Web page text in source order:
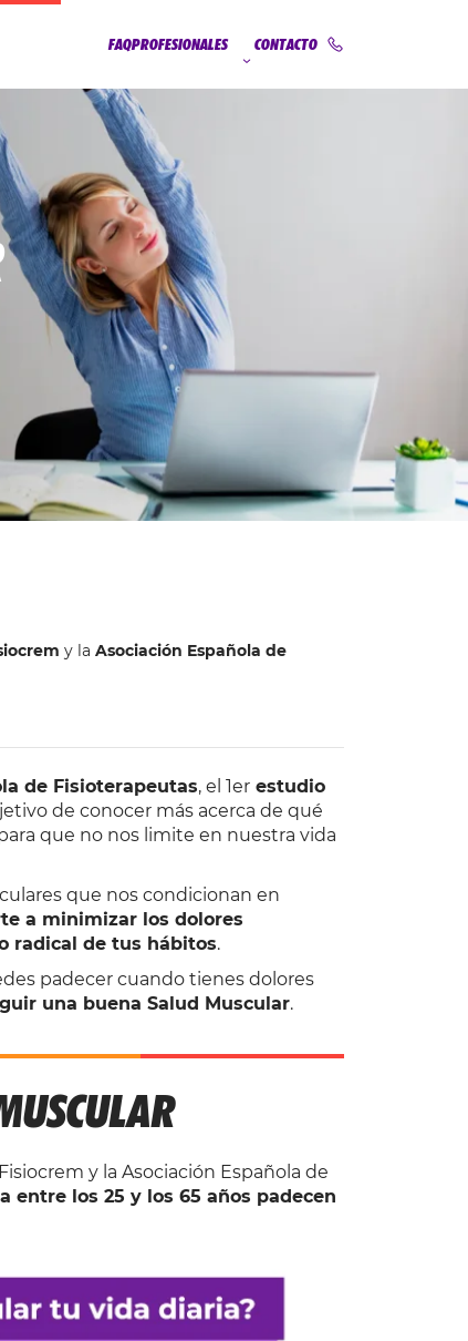
FAQPROFESIONALES CONTACTO
y la Asociación Española de
de Fisioterapeutas, el 1er estudio
de conocer más acerca de qué
que no nos limite en nuestra vida
que nos condicionan en
a minimizar los dolores
radical de tus hábitos.
padecer cuando tienes dolores
una buena Salud Muscular.
y la Asociación Española de
entre los 25 y los 65 años padecen